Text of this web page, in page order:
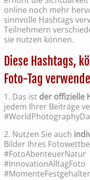
online noch mehr
sinnvolle Hashtags
Teilnehmern
sie nutzen können.
Diese Hashtags,
Foto-Tag
1. Das ist der offizielle
jedem Ihrer Beiträge
2. Nutzen Sie auch
Bilder Ihres
#FotoAbenteuerNatur
#InnovationAlltagFoto